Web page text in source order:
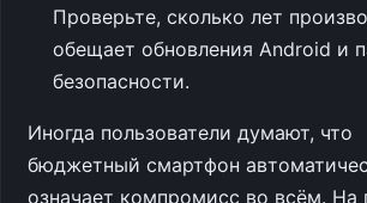
Проверьте, сколько лет
обещает обновления Android и
безопасности.
Иногда пользователи думают, что
бюджетный смартфон
означает компромисс во всём. На